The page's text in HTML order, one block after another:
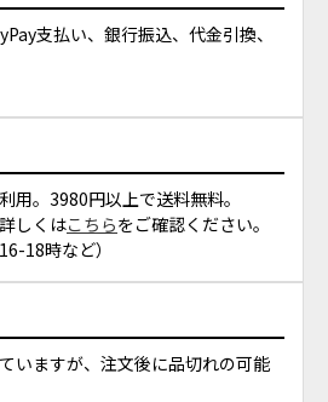
支払い、銀行振込、代金引換、
用。3980円以上で送料無料。
しくはこちらをご確認ください。
18時など）
いますが、注文後に品切れの可能